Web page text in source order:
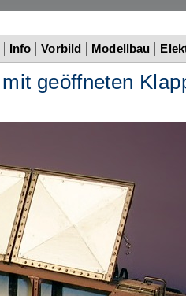
Info Vorbild Modellbau
geöffneten